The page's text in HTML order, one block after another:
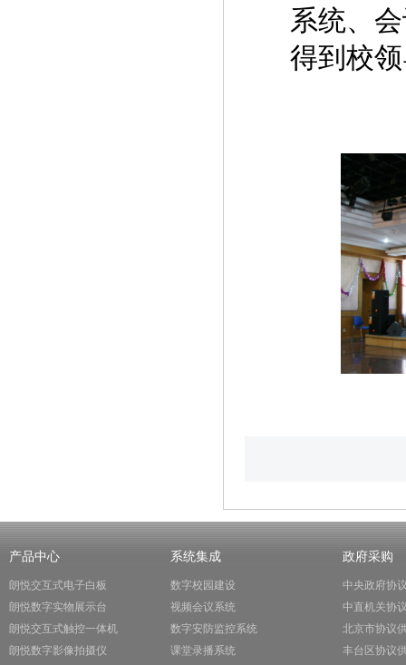
系统、
得到校
产品中心
朗悦交互式电子白板
朗悦数字实物展示台
朗悦交互式触控一体机
朗悦数字影像拍摄仪
系统集成
数字校园建设
视频会议系统
数字安防监控系统
课堂录播系统
政府采购
中央政府协
中直机关协
北京市协议
丰台区协议